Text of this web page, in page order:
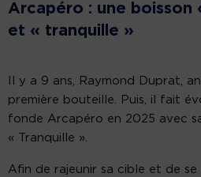
Arcapéro : une
et « tranquille »
Il y a 9 ans, Raymond Duprat,
première bouteille. Puis, il fait
fonde Arcapéro en 2025 avec
« Tranquille ».
Afin de rajeunir sa cible et de